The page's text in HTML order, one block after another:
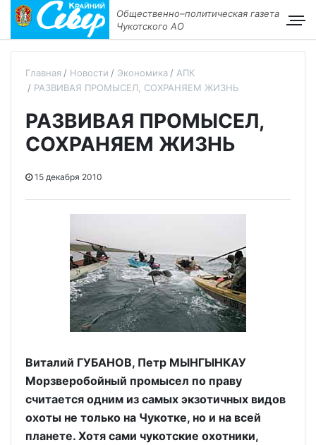
Общественно–политическая газета
Чукотского АО
Главная Новости Экономика
АПК
РАЗВИВАЯ ПРОМЫСЕЛ, СОХРАНЯЕМ ЖИЗНЬ
РАЗВИВАЯ ПРОМЫСЕЛ,
СОХРАНЯЕМ ЖИЗНЬ
15 декабря 2010
Виталий ГУБАНОВ, Петр МЫНГЫНКАУ
Морзверобойный промысел по праву
считается одним из самых экзотичных видов
охоты не только на Чукотке, но и на всей
планете. Хотя сами чукотские охотники,